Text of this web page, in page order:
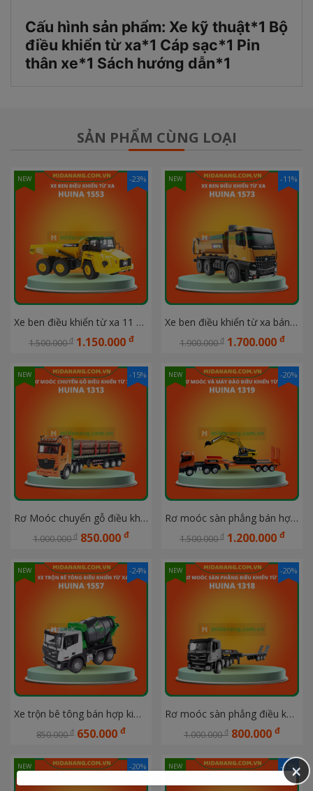
Cấu hình sản phẩm: Xe kỹ thuật*1 Bộ
điều khiển từ xa*1 Cáp sạc*1 Pin
thân xe*1 Sách hướng dẫn*1
SẢN PHẨM CÙNG LOẠI
Xe ben điều khiển từ xa 11 kênh tỷ lệ 1:16 HUINA 1553
1.500.000đ 1.150.000 đ
-23%
NEW
Xe ben điều khiển từ xa bán hợp kim 10 kênh HUINA 1573
1.900.000đ 1.700.000 đ
-11%
NEW
Rơ Moóc chuyển gỗ điều khiển từ xa bán hợp kim 9 kênh HUINA 1313
1.000.000đ 850.000 đ
-15%
NEW
Rơ moóc sàn phẳng bán hợp kim 9 kênh điều khiển từ xa và máy đào điều khiển từ xa HUINA1319
1.500.000đ 1.200.000 đ
-20%
NEW
Xe trộn bê tông bán hợp kim điều khiển từ xa 9 kênh HUINA 1557
850.000đ 650.000 đ
-24%
NEW
Rơ moóc sàn phẳng điều khiển từ xa bán hợp kim 9 kênh HUINA 1318
1.000.000đ 800.000 đ
-20%
NEW
-20%
NEW -15%
NEW ×